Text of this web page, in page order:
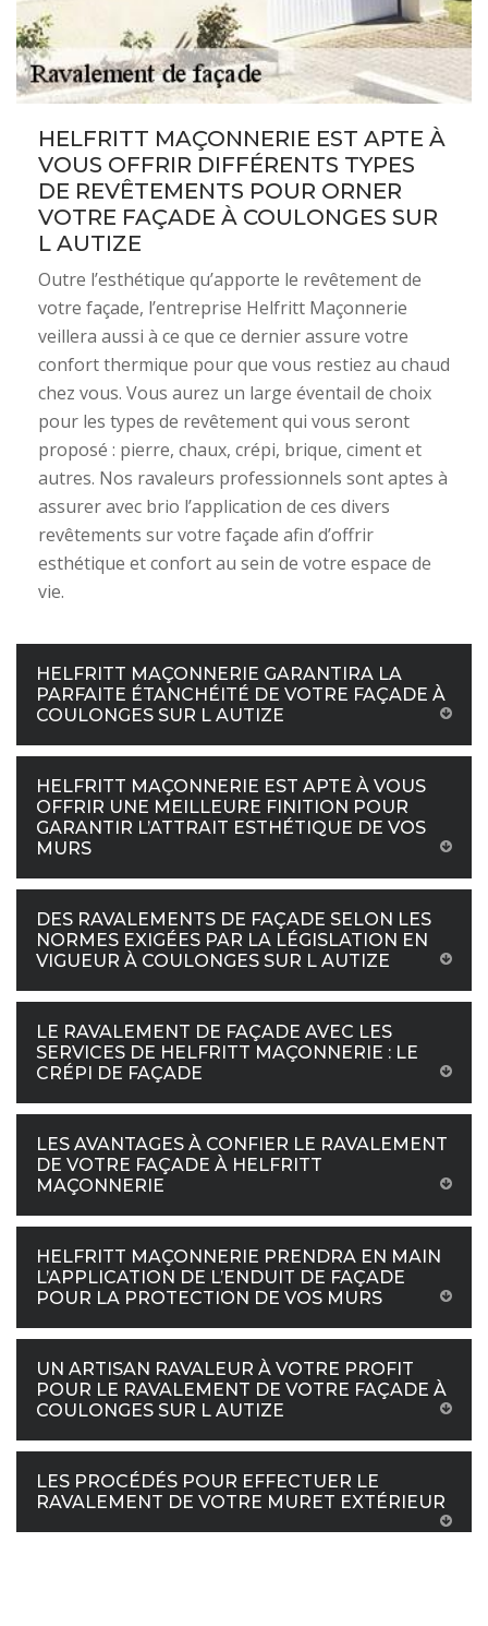
HELFRITT MAÇONNERIE EST APTE À
VOUS OFFRIR DIFFÉRENTS TYPES
DE REVÊTEMENTS POUR ORNER
VOTRE FAÇADE À COULONGES SUR
L AUTIZE
Outre l’esthétique qu’apporte le revêtement de
votre façade, l’entreprise Helfritt Maçonnerie
veillera aussi à ce que ce dernier assure votre
confort thermique pour que vous restiez au chaud
chez vous. Vous aurez un large éventail de choix
pour les types de revêtement qui vous seront
proposé : pierre, chaux, crépi, brique, ciment et
autres. Nos ravaleurs professionnels sont aptes à
assurer avec brio l’application de ces divers
revêtements sur votre façade afin d’offrir
esthétique et confort au sein de votre espace de
vie.
HELFRITT MAÇONNERIE GARANTIRA LA
PARFAITE ÉTANCHÉITÉ DE VOTRE FAÇADE À
COULONGES SUR L AUTIZE
HELFRITT MAÇONNERIE EST APTE À VOUS
OFFRIR UNE MEILLEURE FINITION POUR
GARANTIR L’ATTRAIT ESTHÉTIQUE DE VOS
MURS
DES RAVALEMENTS DE FAÇADE SELON LES
NORMES EXIGÉES PAR LA LÉGISLATION EN
VIGUEUR À COULONGES SUR L AUTIZE
LE RAVALEMENT DE FAÇADE AVEC LES
SERVICES DE HELFRITT MAÇONNERIE : LE
CRÉPI DE FAÇADE
LES AVANTAGES À CONFIER LE RAVALEMENT
DE VOTRE FAÇADE À HELFRITT
MAÇONNERIE
HELFRITT MAÇONNERIE PRENDRA EN MAIN
L’APPLICATION DE L’ENDUIT DE FAÇADE
POUR LA PROTECTION DE VOS MURS
UN ARTISAN RAVALEUR À VOTRE PROFIT
POUR LE RAVALEMENT DE VOTRE FAÇADE À
COULONGES SUR L AUTIZE
LES PROCÉDÉS POUR EFFECTUER LE
RAVALEMENT DE VOTRE MURET EXTÉRIEUR